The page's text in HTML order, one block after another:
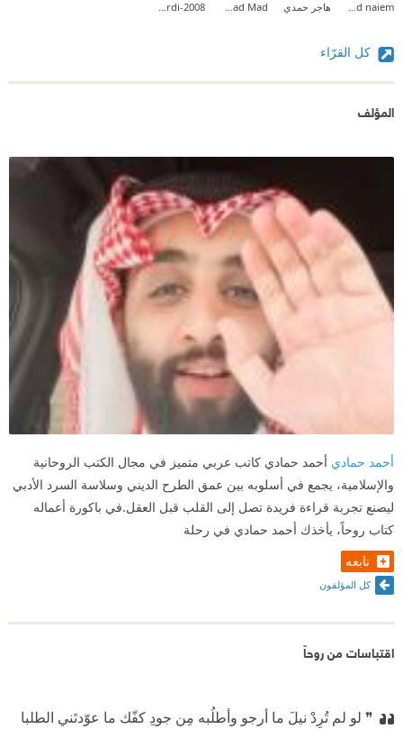
ahmed naiem هاجر حمدي Fatmad Mad
Mordi-2008
كل القرّاء
المؤلف
أحمد حمادي أحمد حمادي كاتب عربي متميز في مجال الكتب الروحانية
والإسلامية، يجمع في أسلوبه بين عمق الطرح الديني وسلاسة السرد الأدبي
ليصنع تجربة قراءة فريدة تصل إلى القلب قبل العقل.في باكورة أعماله
كتاب روحاً، يأخذك أحمد حمادي في رحلة
تابعه
كل المؤلفون
اقتباسات من روحاً
❞ لو لم تُرِدْ نيلَ ما أرجو وأطلُبه ⁠‫مِن جودِ كفّك ما عوّدتَني الطلبا